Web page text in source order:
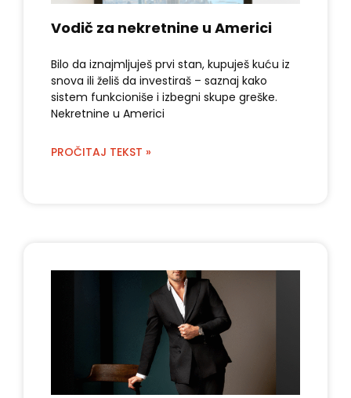
Vodič za nekretnine u Americi
Bilo da iznajmljuješ prvi stan, kupuješ kuću iz
snova ili želiš da investiraš – saznaj kako
sistem funkcioniše i izbegni skupe greške.
Nekretnine u Americi
PROČITAJ TEKST »